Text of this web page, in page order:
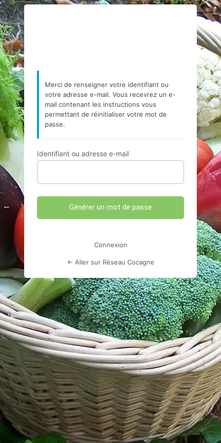
Mot
de
passe
oublié
https://
Merci de renseigner votre identifiant ou
votre adresse e-mail. Vous recevrez un e-
mail contenant les instructions vous
permettant de réinitialiser votre mot de
passe.
Identifiant ou adresse e-mail
Connexion
← Aller sur Réseau Cocagne